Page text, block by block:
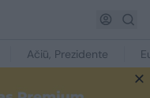
Ačiū, Prezidente